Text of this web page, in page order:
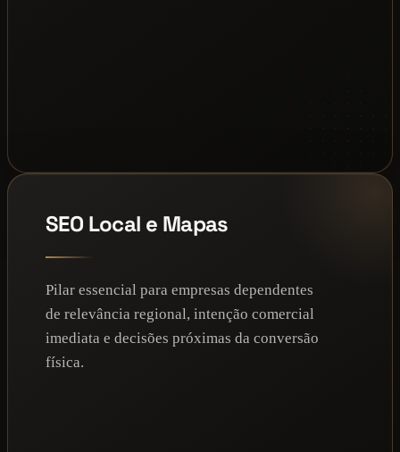
SEO Local e Mapas
Pilar essencial para empresas dependentes
de relevância regional, intenção comercial
imediata e decisões próximas da conversão
física.